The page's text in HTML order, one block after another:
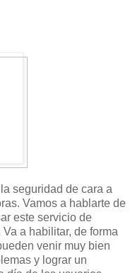
seguridad de cara a
Vamos a hablarte de
este servicio de
a habilitar, de forma
venir muy bien
y lograr un